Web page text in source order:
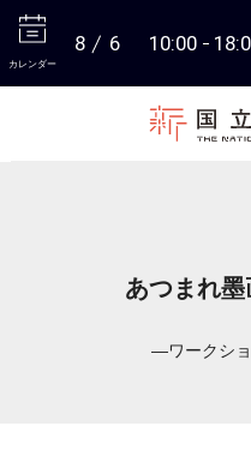
カレンダー
8 6 10:00
あつまれ墨
―ワークシ